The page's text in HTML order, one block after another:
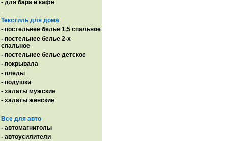
- для бара и кафе
.
Текстиль для дома
- постельнее белье 1,5 спальное
- постельнее белье 2-х
спальное
- постельнее белье детское
- покрывала
- пледы
- подушки
- халаты мужские
- халаты женские
.
Все для авто
- автомагнитолы
- автоусилители